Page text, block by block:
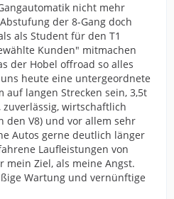
nicht mehr
der 8-Gang doch
als Student für den T1
Kunden" mitmachen
der Hobel offroad so alles
heute eine untergeordnete
auf langen Strecken sein, 3,5t
wirtschaftlich
den V8) und vor allem sehr
Autos gerne deutlich länger
Laufleistungen von
mein Ziel, als meine Angst.
Wartung und vernünftige